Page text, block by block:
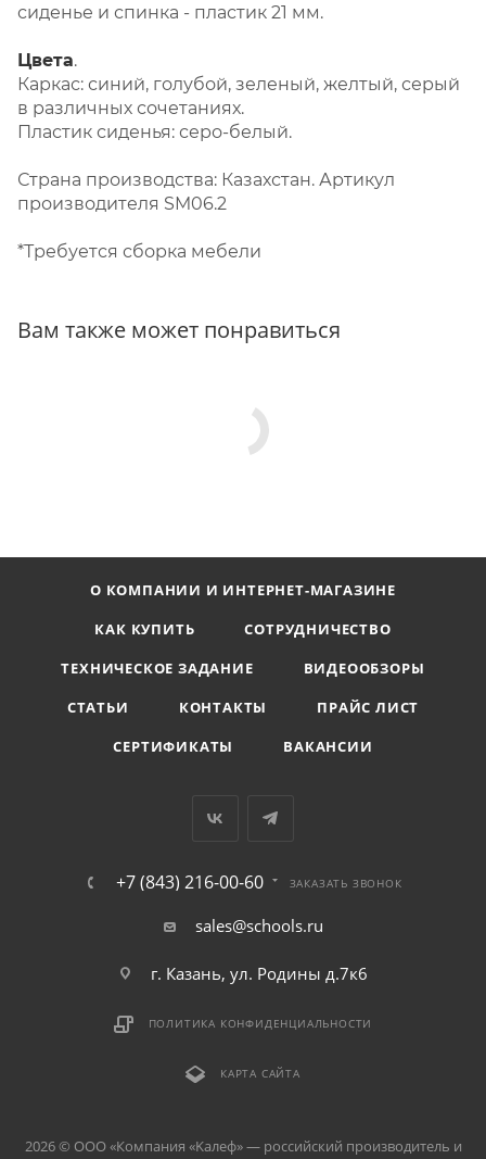
сиденье и спинка - пластик 21 мм.
Цвета.
Каркас: синий, голубой, зеленый, желтый, серый
в различных сочетаниях.
Пластик сиденья: серо-белый.
Страна производства: Казахстан. Артикул
производителя SM06.2
*Требуется сборка мебели
Вам также может понравиться
О КОМПАНИИ И ИНТЕРНЕТ-МАГАЗИНЕ
КАК КУПИТЬ
СОТРУДНИЧЕСТВО
ТЕХНИЧЕСКОЕ ЗАДАНИЕ
ВИДЕООБЗОРЫ
СТАТЬИ
КОНТАКТЫ
ПРАЙС ЛИСТ
СЕРТИФИКАТЫ
ВАКАНСИИ
+7 (843) 216-00-60 ЗАКАЗАТЬ ЗВОНОК
sales@schools.ru
г. Казань, ул. Родины д.7к6
ПОЛИТИКА КОНФИДЕНЦИАЛЬНОСТИ
КАРТА САЙТА
2026 © ООО «Компания «Kалеф» — российский производитель и